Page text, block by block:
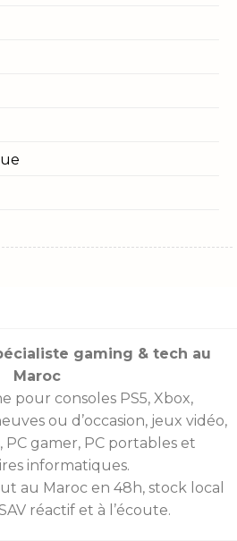
gaming & tech au
Maroc
pour consoles PS5, Xbox,
ou d’occasion, jeux vidéo,
, PC gamer, PC portables et
informatiques.
au Maroc en 48h, stock local
réactif et à l’écoute.